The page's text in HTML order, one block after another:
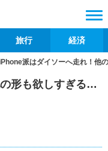
旅行 経済
派はダイソーへ走れ！他
形も欲しすぎる…